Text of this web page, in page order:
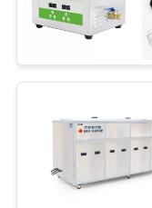
साइटमैप
PRIVACY
POLICY